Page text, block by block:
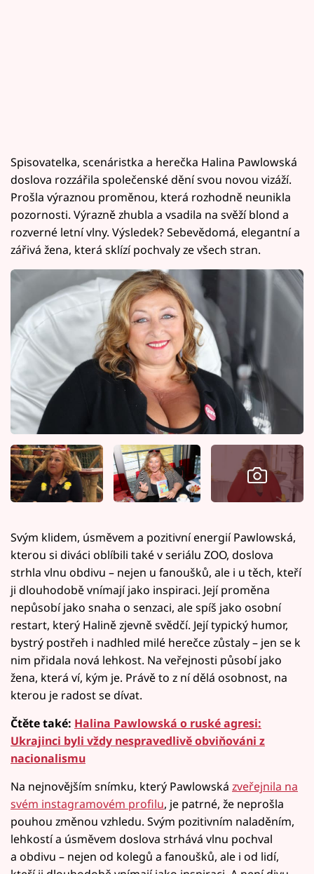
Spisovatelka, scenáristka a herečka Halina Pawlowská
doslova rozzářila společenské dění svou novou vizáží.
Prošla výraznou proměnou, která rozhodně neunikla
pozornosti. Výrazně zhubla a vsadila na svěží blond a
rozverné letní vlny. Výsledek? Sebevědomá, elegantní a
zářivá žena, která sklízí pochvaly ze všech stran.
Svým klidem, úsměvem a pozitivní energií Pawlowská,
kterou si diváci oblíbili také v seriálu ZOO, doslova
strhla vlnu obdivu – nejen u fanoušků, ale i u těch, kteří
ji dlouhodobě vnímají jako inspiraci. Její proměna
nepůsobí jako snaha o senzaci, ale spíš jako osobní
restart, který Halině zjevně svědčí. Její typický humor,
bystrý postřeh i nadhled milé herečce zůstaly – jen se k
nim přidala nová lehkost. Na veřejnosti působí jako
žena, která ví, kým je. Právě to z ní dělá osobnost, na
kterou je radost se dívat.
Čtěte také: Halina Pawlowská o ruské agresi:
Ukrajinci byli vždy nespravedlivě obviňováni z
nacionalismu
Na nejnovějším snímku, který Pawlowská zveřejnila na
svém instagramovém profilu, je patrné, že neprošla
pouhou změnou vzhledu. Svým pozitivním naladěním,
lehkostí a úsměvem doslova strhává vlnu pochval
a obdivu – nejen od kolegů a fanoušků, ale i od lidí,